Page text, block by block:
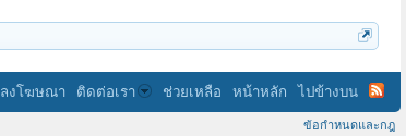
ลงโฆษณา ติดต่อเรา ช่วยเหลือ หน้าหลัก ไปข้างบน
ข้อกำหนดและกฎ